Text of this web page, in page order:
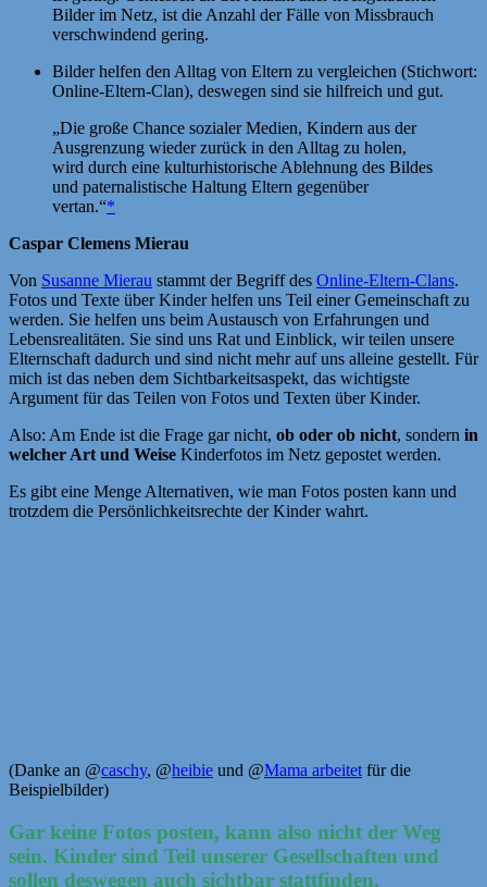
Bilder im Netz, ist die Anzahl der Fälle von Missbrauch
verschwindend gering.
Bilder helfen den Alltag von Eltern zu vergleichen (Stichwort:
Online-Eltern-Clan), deswegen sind sie hilfreich und gut.
„Die große Chance sozialer Medien, Kindern aus der
Ausgrenzung wieder zurück in den Alltag zu holen,
wird durch eine kulturhistorische Ablehnung des Bildes
und paternalistische Haltung Eltern gegenüber
vertan.“*
Caspar Clemens Mierau
Von Susanne Mierau stammt der Begriff des Online-Eltern-Clans.
Fotos und Texte über Kinder helfen uns Teil einer Gemeinschaft zu
werden. Sie helfen uns beim Austausch von Erfahrungen und
Lebensrealitäten. Sie sind uns Rat und Einblick, wir teilen unsere
Elternschaft dadurch und sind nicht mehr auf uns alleine gestellt. Für
mich ist das neben dem Sichtbarkeitsaspekt, das wichtigste
Argument für das Teilen von Fotos und Texten über Kinder.
Also: Am Ende ist die Frage gar nicht, ob oder ob nicht, sondern in
welcher Art und Weise Kinderfotos im Netz gepostet werden.
Es gibt eine Menge Alternativen, wie man Fotos posten kann und
trotzdem die Persönlichkeitsrechte der Kinder wahrt.
(Danke an @caschy, @heibie und @Mama arbeitetfür die
Beispielbilder)
Gar keine Fotos posten, kann also nicht der Weg
sein. Kinder sind Teil unserer Gesellschaften und
sollen deswegen auch sichtbar stattfinden.